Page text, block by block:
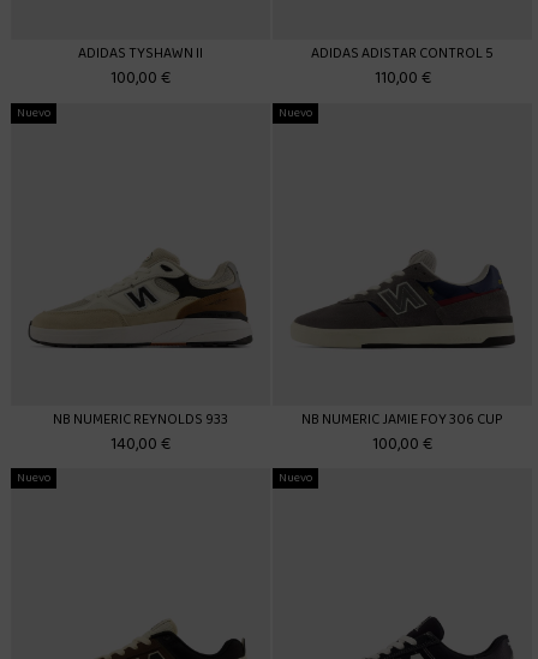
ADIDAS TYSHAWN II
100,00 €
ADIDAS ADISTAR CONTROL 5
110,00 €
Nuevo
NB NUMERIC REYNOLDS 933
140,00 €
Nuevo
NB NUMERIC JAMIE FOY 306 CUP
100,00 €
Nuevo Nuevo